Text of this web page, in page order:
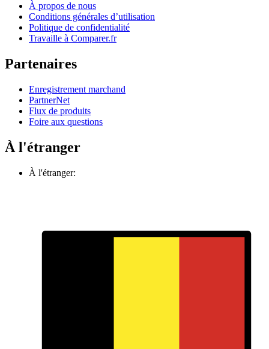
À propos de nous
Conditions générales d’utilisation
Politique de confidentialité
Travaille à Comparer.fr
Partenaires
Enregistrement marchand
PartnerNet
Flux de produits
Foire aux questions
À l'étranger
À l'étranger: